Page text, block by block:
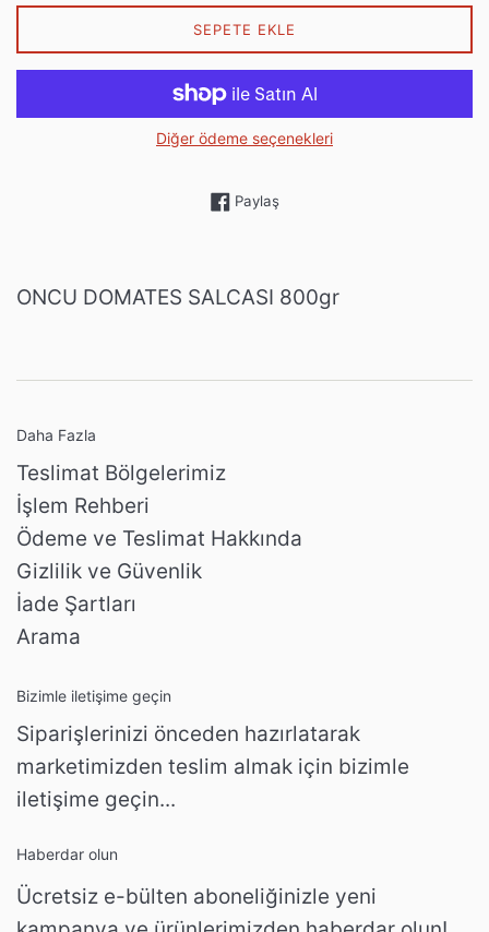
SEPETE EKLE
Diğer ödeme seçenekleri
PaylaşFacebook'ta paylaş
ONCU DOMATES SALCASI 800gr
Daha Fazla
Teslimat Bölgelerimiz
İşlem Rehberi
Ödeme ve Teslimat Hakkında
Gizlilik ve Güvenlik
İade Şartları
Arama
Bizimle iletişime geçin
Siparişlerinizi önceden hazırlatarak
marketimizden teslim almak için bizimle
iletişime geçin...
Haberdar olun
Ücretsiz e-bülten aboneliğinizle yeni